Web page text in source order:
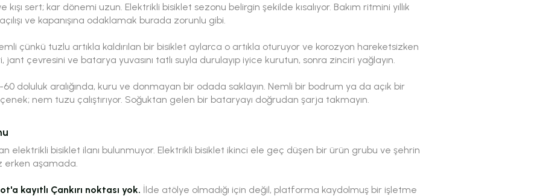
kışı sert; kar dönemi uzun. Elektrikli bisiklet sezonu belirgin şekilde kısalıyor. Bakım ritmini yıllık
ve kapanışına odaklamak burada zorunlu gibi.
çünkü tuzlu artıkla kaldırılan bir bisiklet aylarca o artıkla oturuyor ve korozyon hareketsizken
jant çevresini ve batarya yuvasını tatlı suyla durulayıp iyice kurutun, sonra zinciri yağlayın.
60 doluluk aralığında, kuru ve donmayan bir odada saklayın. Nemli bir bodrum ya da açık bir
nem tuzu çalıştırıyor. Soğuktan gelen bir bataryayı doğrudan şarja takmayın.
elektrikli bisiklet ilanı bulunmuyor. Elektrikli bisiklet ikinci ele geç düşen bir ürün grubu ve şehrin
erken aşamada.
kayıtlı Çankırı noktası yok. İlde atölye olmadığı için değil, platforma kaydolmuş bir işletme